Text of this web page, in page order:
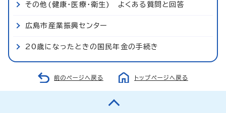
その他(健康・医療・衛生) よくある質問と回答
広島市産業振興センター
20歳になったときの国民年金の手続き
前のページへ戻る トップページへ戻る